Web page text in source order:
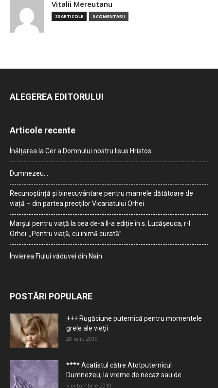
Vitalii Mereutanu
23 ARTICOLE 0 COMENTARII
ALEGEREA EDITORULUI
Articole recente
Înălțarea la Cer a Domnului nostru Iisus Hristos
Dumnezeu…
Recunoștință și binecuvântare pentru mamele dătătoare de
viață – din partea preoților Vicariatului Orhei
Marșul pentru viață la cea de-a II-a ediție în s. Lucășeuca, r-l
Orhei: „Pentru viață, cu inimă curată”
Învierea Fiului văduvei din Nain
POSTĂRI POPULARE
+++ Rugăciune puternică pentru momentele
grele ale vieţii
28 iulie 2010
**** Acatistul către Atotputernicul
Dumnezeu, la vreme de necaz sau de...
5 octombrie 2010